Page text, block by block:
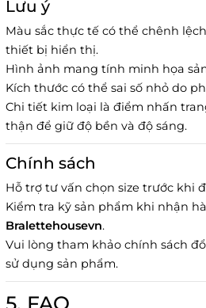
Lưu ý
Màu sắc thực tế có thể chênh
thiết bị hiển thị.
Hình ảnh mang tính minh họa
Kích thước có thể sai số nhỏ do
Chi tiết kim loại là điểm nhấn
thận để giữ độ bền và độ sáng.
Chính sách
Hỗ trợ tư vấn chọn size trước khi
Kiểm tra kỹ sản phẩm khi nhận
Bralettehousevn.
Vui lòng tham khảo chính sách
sử dụng sản phẩm.